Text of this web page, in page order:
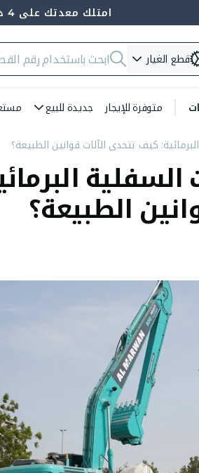
امتلك معدتك على 4 دفعات — 0% فائدة وبدون بنك
قطع الغيار
متوفرة للإيجار جديدة للبيع
كيف تتحدى الآلات قوانين الطبيعة؟
الطبيعة؟